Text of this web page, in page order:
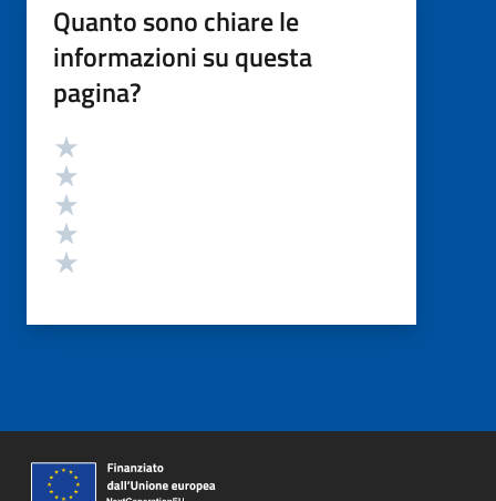
Quanto sono chiare le
informazioni su questa
pagina?
Valutazione